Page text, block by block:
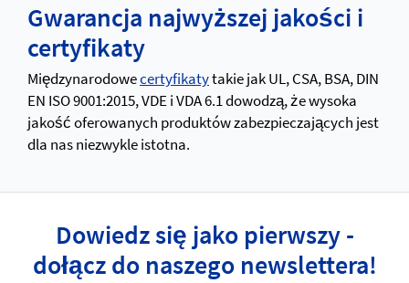
Gwarancja najwyższej jakości i
certyfikaty
Międzynarodowecertyfikatytakie jak UL, CSA, BSA, DIN
EN ISO 9001:2015, VDE i VDA 6.1 dowodzą, że wysoka
jakość oferowanych produktów zabezpieczających jest
dla nas niezwykle istotna.
Dowiedz się jako pierwszy -
dołącz do naszego newslettera!